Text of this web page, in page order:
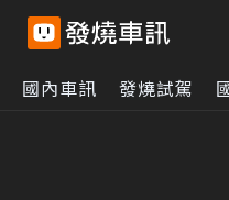
國內車訊 發燒試駕